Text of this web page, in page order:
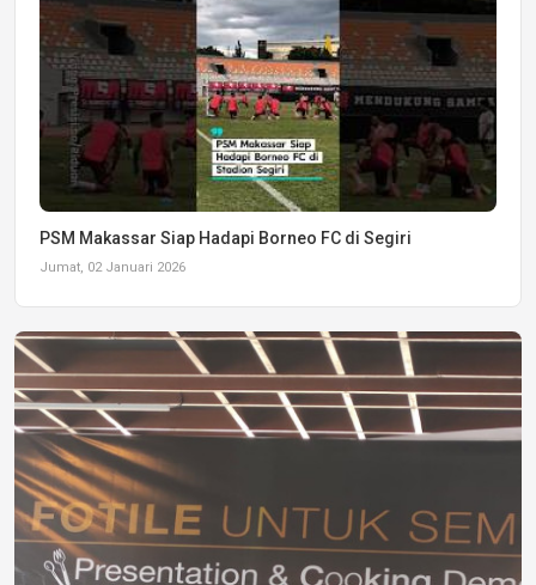
PSM Makassar Siap Hadapi Borneo FC di Segiri
Jumat, 02 Januari 2026